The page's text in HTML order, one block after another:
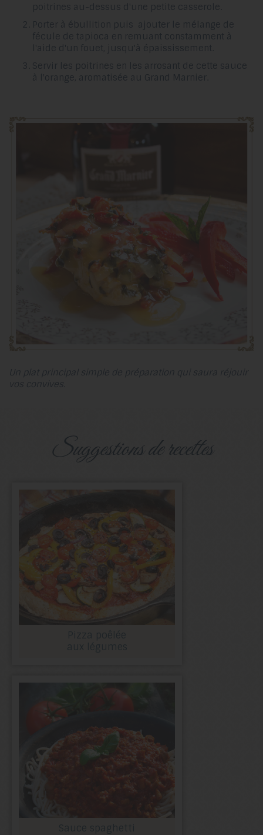
poitrines au-dessus d'une petite casserole.
Porter à ébullition puis ajouter le mélange de
fécule de tapioca en remuant constamment à
l'aide d'un fouet, jusqu'à épaississement.
Servir les poitrines en les arrosant de cette sauce
à l'orange, aromatisée au Grand Marnier.
Un plat principal simple de préparation qui saura réjouir
vos convives.
suggestions de recettes